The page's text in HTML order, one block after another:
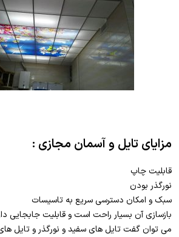
مزایای تایل و آسمان مجازی :
قابلیت چاپ
نورگذر بودن
سبک و امکان دسترسی سریع به تاسیسات
بازسازی آن بسیار راحت است و قابلیت جابجایی
می توان گفت تایل های سفید و نورگذر و تایل